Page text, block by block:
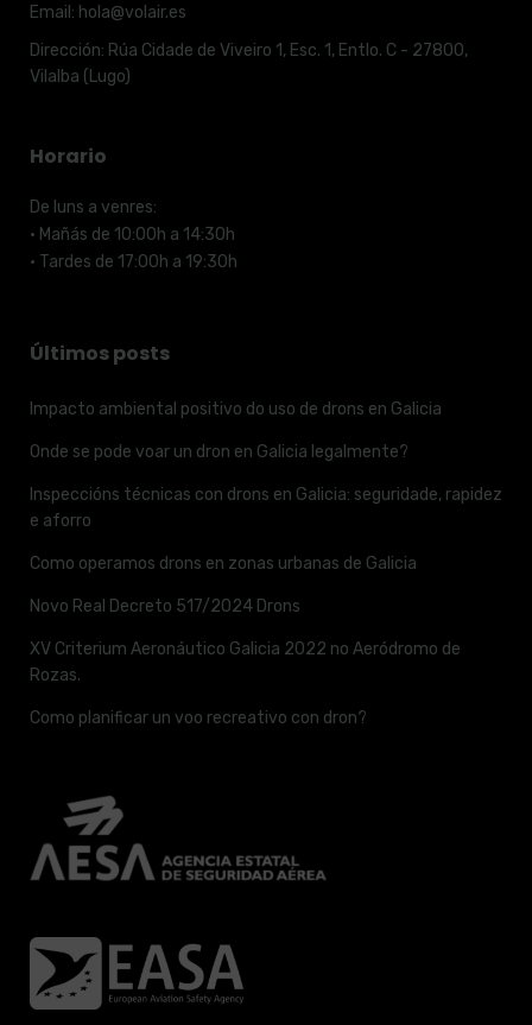
Email: hola@volair.es
Dirección: Rúa Cidade de Viveiro 1, Esc. 1, Entlo. C - 27800,
Vilalba (Lugo)
Horario
De luns a venres:
· Mañás de 10:00h a 14:30h
· Tardes de 17:00h a 19:30h
Últimos posts
Impacto ambiental positivo do uso de drons en Galicia
Onde se pode voar un dron en Galicia legalmente?
Inspeccións técnicas con drons en Galicia: seguridade, rapidez
e aforro
Como operamos drons en zonas urbanas de Galicia
Novo Real Decreto 517/2024 Drons
XV Criterium Aeronáutico Galicia 2022 no Aeródromo de
Rozas.
Como planificar un voo recreativo con dron?